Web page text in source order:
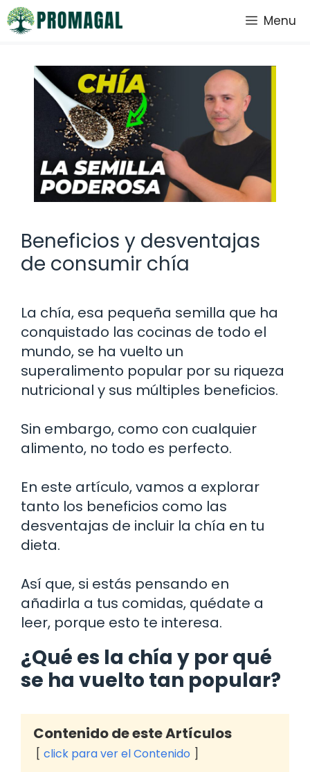
Saltar
al
Menu
Beneficios y desventajas
de consumir chía
La chía, esa pequeña semilla que ha
conquistado las cocinas de todo el
mundo, se ha vuelto un
superalimento popular por su riqueza
nutricional y sus múltiples beneficios.
Sin embargo, como con cualquier
alimento, no todo es perfecto.
En este artículo, vamos a explorar
tanto los beneficios como las
desventajas de incluir la chía en tu
dieta.
Así que, si estás pensando en
añadirla a tus comidas, quédate a
leer, porque esto te interesa.
¿Qué es la chía y por qué
se ha vuelto tan popular?
Contenido de este Artículos
click para ver el Contenido